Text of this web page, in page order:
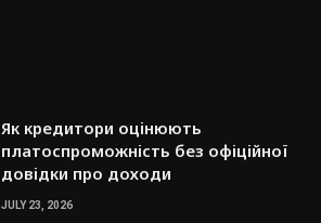
Як кредитори оцінюють
платоспроможність без офіційної
довідки про доходи
JULY 23, 2026